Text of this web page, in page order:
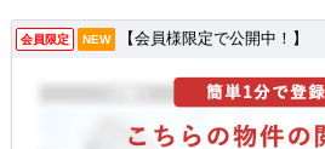
会員限定 NEW 【会員様限定で公開中！】